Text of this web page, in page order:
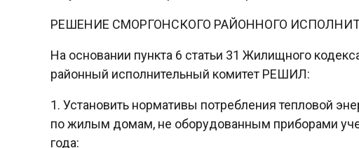
РЕШЕНИЕ СМОРГОНСКОГО РАЙОННОГО
На основании пункта 6 статьи 31 Жилищного
районный исполнительный комитет РЕШИЛ:
1. Установить нормативы потребления тепловой
по жилым домам, не оборудованным приборами
года: